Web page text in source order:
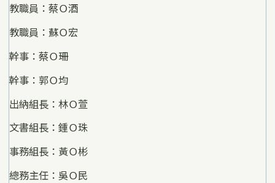
教職員：蔡Ｏ酒
教職員：蘇Ｏ宏
幹事：蔡Ｏ珊
幹事：郭Ｏ均
出納組長：林Ｏ萱
文書組長：鍾Ｏ珠
事務組長：黃Ｏ彬
總務主任：吳Ｏ民